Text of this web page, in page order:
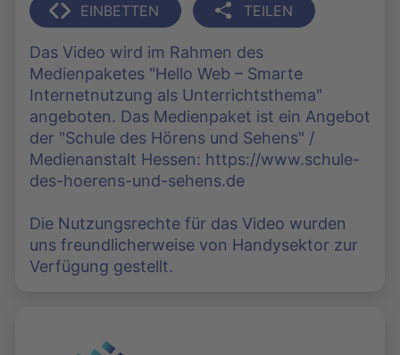
EINBETTEN TEILEN
Das Video wird im Rahmen des
Medienpaketes "Hello Web – Smarte
Internetnutzung als Unterrichtsthema"
angeboten. Das Medienpaket ist ein Angebot
der "Schule des Hörens und Sehens" /
Medienanstalt Hessen: https://www.schule-
des-hoerens-und-sehens.de
Die Nutzungsrechte für das Video wurden
uns freundlicherweise von Handysektor zur
Verfügung gestellt.